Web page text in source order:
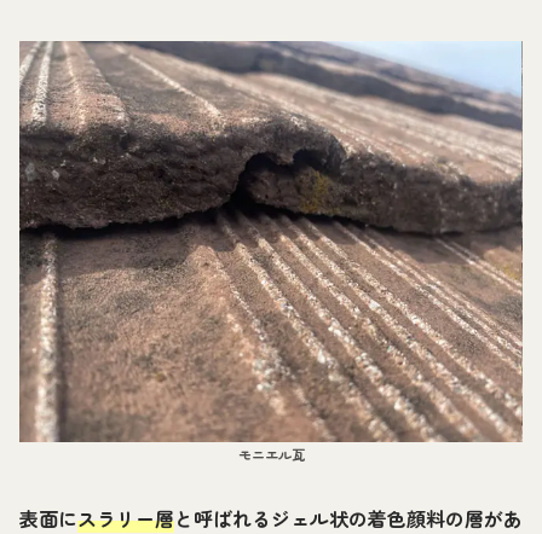
モニエル瓦
表面にスラリー層と呼ばれるジェル状の着色顔料の層があ